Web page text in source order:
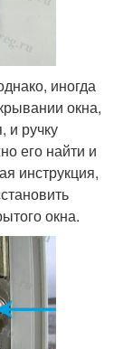
иногда
окна,
и ручку
его найти и
инструкция,
окна.